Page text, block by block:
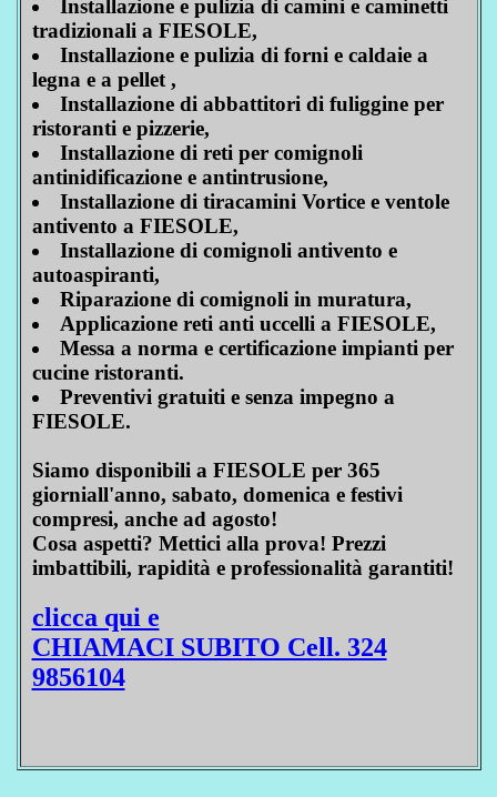
Installazione e pulizia di camini e caminetti
tradizionali a FIESOLE,
Installazione e pulizia di forni e caldaie a
legna e a pellet ,
Installazione di abbattitori di fuliggine per
ristoranti e pizzerie,
Installazione di reti per comignoli
antinidificazione e antintrusione,
Installazione di tiracamini Vortice e ventole
antivento a FIESOLE,
Installazione di comignoli antivento e
autoaspiranti,
Riparazione di comignoli in muratura,
Applicazione reti anti uccelli a FIESOLE,
Messa a norma e certificazione impianti per
cucine ristoranti.
Preventivi gratuiti e senza impegno a
FIESOLE.
Siamo disponibili a FIESOLE per 365
giorniall'anno, sabato, domenica e festivi
compresi, anche ad agosto!
Cosa aspetti? Mettici alla prova! Prezzi
imbattibili, rapidità e professionalità garantiti!
clicca qui e
CHIAMACI SUBITO Cell. 324
9856104